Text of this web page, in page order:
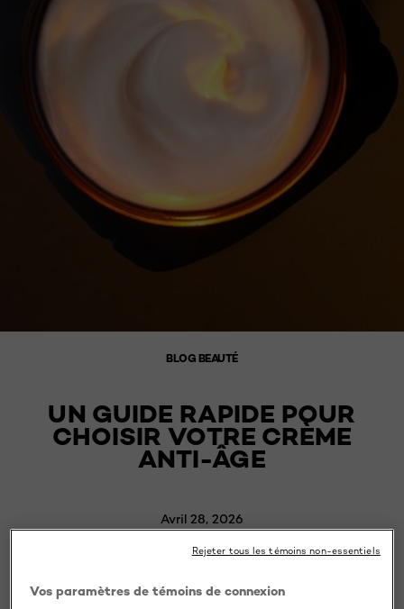
BLOG BEAUTÉ
UN GUIDE RAPIDE POUR
CHOISIR VOTRE CRÈME
ANTI-ÂGE
Avril 28, 2026
In this article
Vos paramètres de témoins de connexion
Rejeter tous les témoins non-essentiels